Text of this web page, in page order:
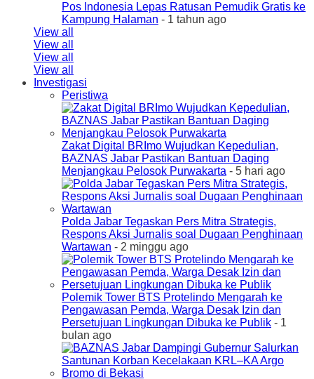
Pos Indonesia Lepas Ratusan Pemudik Gratis ke
Kampung Halaman - 1 tahun ago
View all
View all
View all
View all
Investigasi
Peristiwa
Zakat Digital BRImo Wujudkan Kepedulian,
BAZNAS Jabar Pastikan Bantuan Daging
Menjangkau Pelosok Purwakarta - 5 hari ago
Polda Jabar Tegaskan Pers Mitra Strategis,
Respons Aksi Jurnalis soal Dugaan Penghinaan
Wartawan - 2 minggu ago
Polemik Tower BTS Protelindo Mengarah ke
Pengawasan Pemda, Warga Desak Izin dan
Persetujuan Lingkungan Dibuka ke Publik - 1
bulan ago